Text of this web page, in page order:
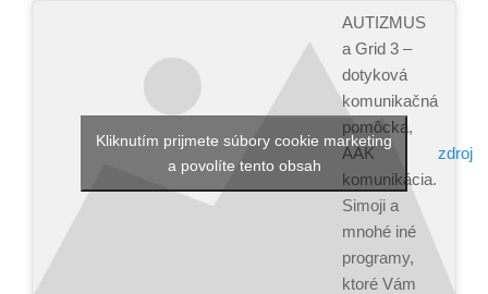
AUTIZMUS
a Grid 3 –
dotyková
komunikačná
pomôcka,
AAK
komunikácia.
Simoji a
mnohé iné
programy,
ktoré Vám
zdroj
Kliknutím prijmete súbory cookie marketing
a povolíte tento obsah